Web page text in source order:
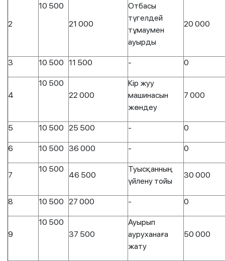
2
10 500
21 000
Отбасы
түгелдей
тұмаумен
ауырды
20 000
3 10 500 11 500 - 0
4
10 500
22 000
Кір жуу
машинасын
жөндеу
7 000
5 10 500 25 500 - 0
6 10 500 36 000 - 0
7
10 500
46 500
Туысқанның
үйлену тойы
30 000
8 10 500 27 000 - 0
9
10 500
37 500
Ауырып
ауруханаға
жату
50 000